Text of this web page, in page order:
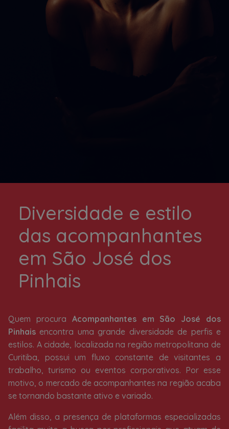
Diversidade e estilo
das acompanhantes
em São José dos
Pinhais
Quem procura Acompanhantes em São José dos
Pinhais encontra uma grande diversidade de perfis e
estilos. A cidade, localizada na região metropolitana de
Curitiba, possui um fluxo constante de visitantes a
trabalho, turismo ou eventos corporativos. Por esse
motivo, o mercado de acompanhantes na região acaba
se tornando bastante ativo e variado.
Além disso, a presença de plataformas especializadas